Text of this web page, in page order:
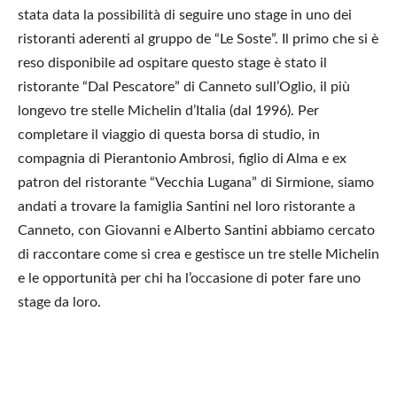
stata data la possibilità di seguire uno stage in uno dei
ristoranti aderenti al gruppo de “Le Soste”. Il primo che si è
reso disponibile ad ospitare questo stage è stato il
ristorante “Dal Pescatore” di Canneto sull’Oglio, il più
longevo tre stelle Michelin d’Italia (dal 1996). Per
completare il viaggio di questa borsa di studio, in
compagnia di Pierantonio Ambrosi, figlio di Alma e ex
patron del ristorante “Vecchia Lugana” di Sirmione, siamo
andati a trovare la famiglia Santini nel loro ristorante a
Canneto, con Giovanni e Alberto Santini abbiamo cercato
di raccontare come si crea e gestisce un tre stelle Michelin
e le opportunità per chi ha l’occasione di poter fare uno
stage da loro.